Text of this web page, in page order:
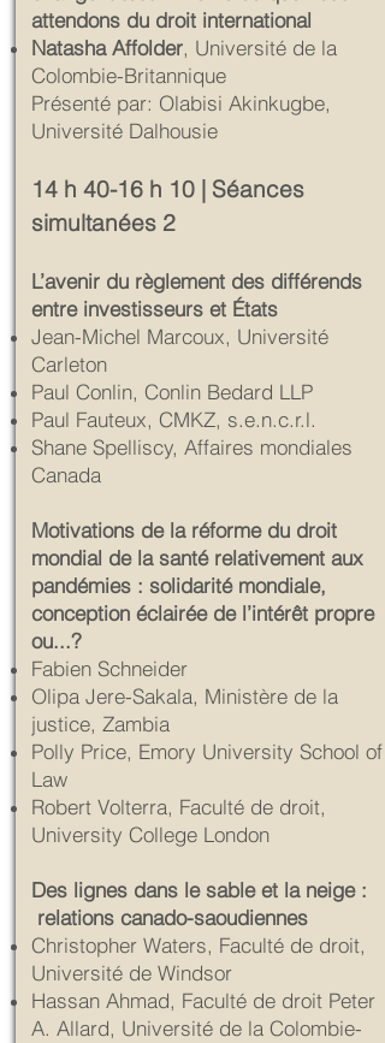
attendons du droit international
Natasha Affolder, Université de la
Colombie-Britannique
Présenté par: Olabisi Akinkugbe,
Université Dalhousie
14 h 40-16 h 10 | Séances
simultanées 2
L’avenir du règlement des différends
entre investisseurs et États
Jean-Michel Marcoux, Université
Carleton
Paul Conlin, Conlin Bedard LLP
Paul Fauteux, CMKZ, s.e.n.c.r.l.
Shane Spelliscy, Affaires mondiales
Canada
Motivations de la réforme du droit
mondial de la santé relativement aux
pandémies : solidarité mondiale,
conception éclairée de l’intérêt propre
ou...?
Fabien Schneider
Olipa Jere-Sakala, Ministère de la
justice, Zambia
Polly Price, Emory University School of
Law
Robert Volterra, Faculté de droit,
University College London
Des lignes dans le sable et la neige :
relations canado-saoudiennes
Christopher Waters, Faculté de droit,
Université de Windsor
Hassan Ahmad, Faculté de droit Peter
A. Allard, Université de la Colombie-